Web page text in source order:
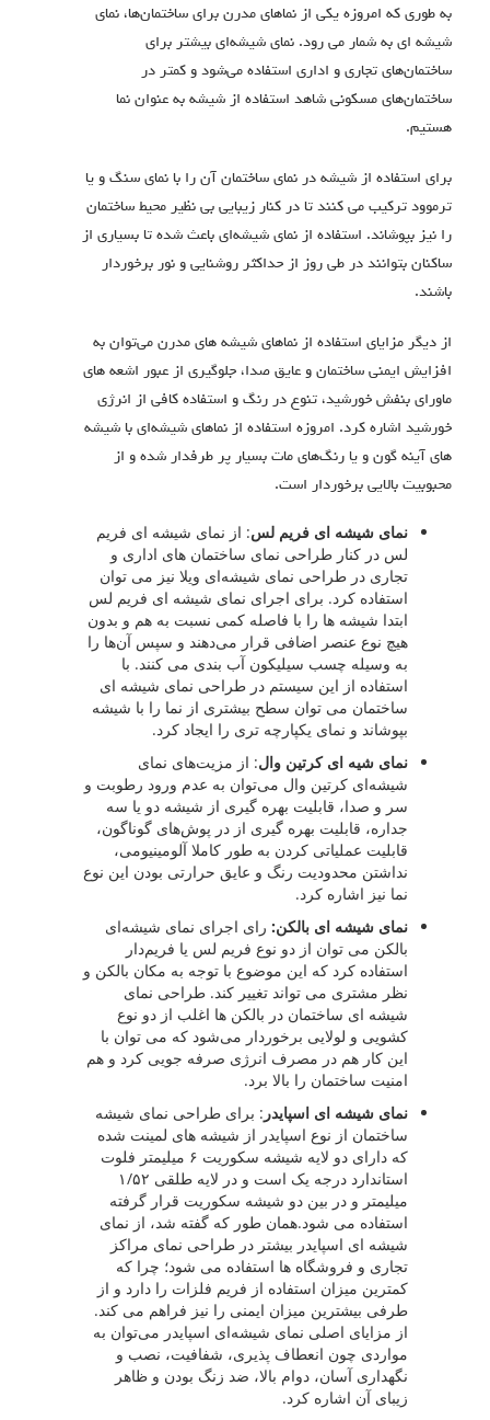
به طوری که امروزه یکی از نماهای مدرن برای ساختمان‌ها، نمای
شیشه ای به شمار می رود. نمای شیشه‌ای بیشتر برای
ساختمان‌های تجاری و اداری استفاده می‌شود و کمتر در
ساختمان‌های مسکونی شاهد استفاده از شیشه به عنوان نما
هستیم.
برای استفاده از شیشه در نمای ساختمان آن را با نمای سنگ و یا
ترموود ترکیب می کنند تا در کنار زیبایی بی نظیر محیط ساختمان
را نیز بپوشاند. استفاده از نمای شیشه‌ای باعث شده تا بسیاری از
ساکنان بتوانند در طی روز از حداکثر روشنایی و نور برخوردار
باشند.
از دیگر مزایای استفاده از نماهای شیشه های مدرن می‌توان به
افزایش ایمنی ساختمان و عایق صدا، جلوگیری از عبور اشعه های
ماورای بنفش خورشید، تنوع در رنگ و استفاده کافی از انرژی
خورشید اشاره کرد. امروزه استفاده از نماهای شیشه‌ای با شیشه
های آینه گون و یا رنگ‌های مات بسیار پر طرفدار شده و از
محبوبیت بالایی برخوردار است.
نمای شیشه ای فریم لس: از نمای شیشه ای فریم
لس در کنار طراحی نمای ساختمان های اداری و
تجاری در طراحی نمای شیشه‌ای ویلا نیز می توان
استفاده کرد. برای اجرای نمای شیشه ای فریم لس
ابتدا شیشه ها را با فاصله کمی نسبت به هم و بدون
هیچ نوع عنصر اضافی قرار می‌دهند و سپس آن‌ها را
به وسیله چسب سیلیکون آب بندی می کنند. با
استفاده از این سیستم در طراحی نمای شیشه ای
ساختمان می توان سطح بیشتری از نما را با شیشه
بپوشاند و نمای یکپارچه تری را ایجاد کرد.
نمای شیه ای کرتین وال: از مزیت‌های نمای
شیشه‌ای کرتین وال می‌توان به عدم ورود رطوبت و
سر و صدا، قابلیت بهره گیری از شیشه دو یا سه
جداره، قابلیت بهره گیری از در پوش‌های گوناگون،
قابلیت عملیاتی کردن به طور کاملا آلومینیومی،
نداشتن محدودیت رنگ و عایق حرارتی بودن این نوع
نما نیز اشاره کرد.
نمای شیشه ای بالکن: رای اجرای نمای شیشه‌ای
بالکن می توان از دو نوع فریم لس یا فریم‌دار
استفاده کرد که این موضوع با توجه به مکان بالکن و
نظر مشتری می تواند تغییر کند. طراحی نمای
شیشه ای ساختمان در بالکن ها اغلب از دو نوع
کشویی و لولایی برخوردار می‌شود که می توان با
این کار هم در مصرف انرژی صرفه جویی کرد و هم
امنیت ساختمان را بالا برد.
نمای شیشه ای اسپایدر : برای طراحی نمای شیشه
ساختمان از نوع اسپایدر از شیشه های لمینت شده
که دارای دو لایه شیشه سکوریت ۶ میلیمتر فلوت
استاندارد درجه یک است و در لایه طلقی ۱/۵۲
میلیمتر و در بین دو شیشه سکوریت قرار گرفته
استفاده می شود.همان طور که گفته شد، از نمای
شیشه ای اسپایدر بیشتر در طراحی نمای مراکز
تجاری و فروشگاه ها استفاده می شود؛ چرا که
کمترین میزان استفاده از فریم فلزات را دارد و از
طرفی بیشترین میزان ایمنی را نیز فراهم می کند.
از مزایای اصلی نمای شیشه‌ای اسپایدر می‌توان به
مواردی چون انعطاف پذیری، شفافیت، نصب و
نگهداری آسان، دوام بالا، ضد زنگ بودن و ظاهر
زیبای آن اشاره کرد.